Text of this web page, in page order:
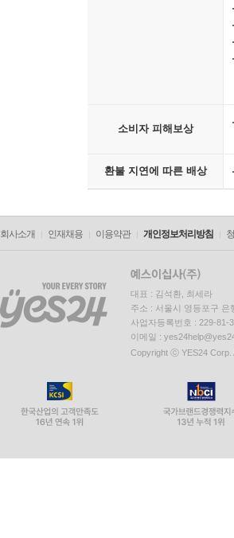
소비자 피해보상
환불 지연에 따른 배상
회사소개 인재채용 이용약관 개인정보처리방침
대표 : 김석환, 최세라
주소 : 서울시 영등포구
사업자등록번호 : 229-
이메일 :
Copyright ⓒ YES24 Corp.